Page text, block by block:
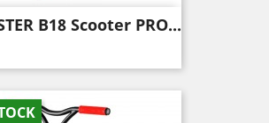
B18 Scooter PRO...